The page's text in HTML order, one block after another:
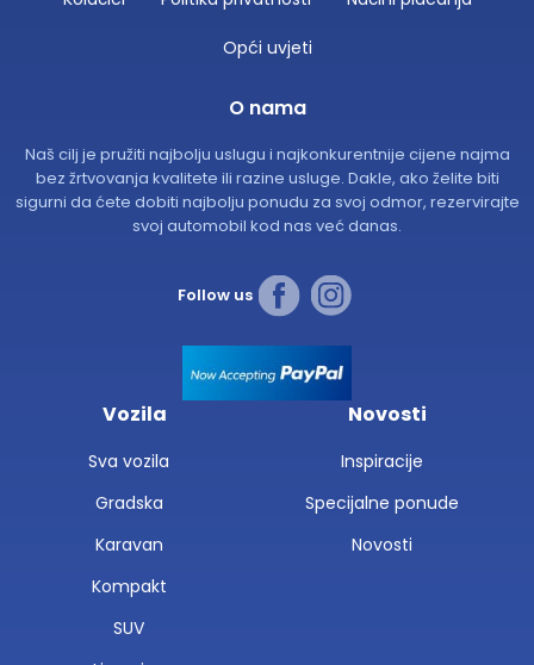
Opći uvjeti
O nama
Naš cilj je pružiti najbolju uslugu i najkonkurentnije cijene najma
bez žrtvovanja kvalitete ili razine usluge. Dakle, ako želite biti
sigurni da ćete dobiti najbolju ponudu za svoj odmor, rezervirajte
svoj automobil kod nas već danas.
Follow us
Vozila
Sva vozila
Gradska
Karavan
Kompakt
SUV
Novosti
Inspiracije
Specijalne ponude
Novosti